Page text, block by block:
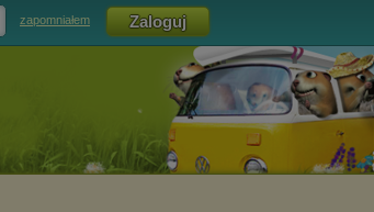
zapomniałem